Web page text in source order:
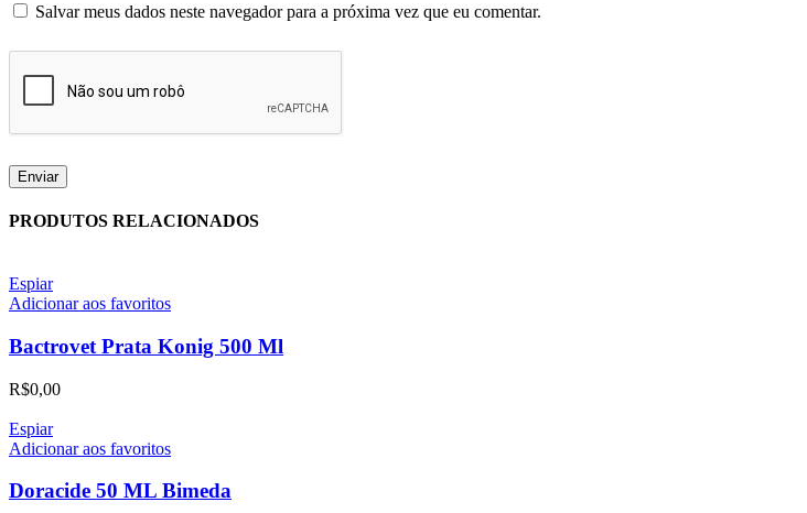
Salvar meus dados neste navegador para a próxima vez que eu comentar.
PRODUTOS RELACIONADOS
Espiar
Adicionar aos favoritos
Bactrovet Prata Konig 500 Ml
R$0,00
Espiar
Adicionar aos favoritos
Doracide 50 ML Bimeda